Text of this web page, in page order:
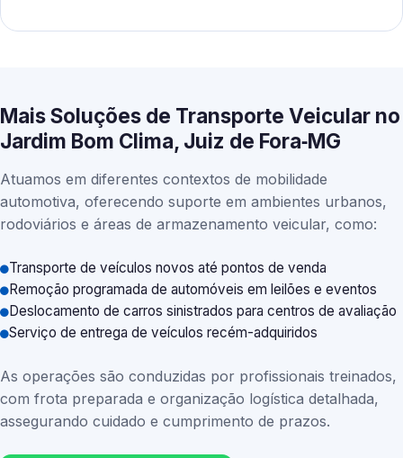
Mais Soluções de Transporte Veicular no
Jardim Bom Clima, Juiz de Fora‑MG
Atuamos em diferentes contextos de mobilidade
automotiva, oferecendo suporte em ambientes urbanos,
rodoviários e áreas de armazenamento veicular, como:
Transporte de veículos novos até pontos de venda
Remoção programada de automóveis em leilões e eventos
Deslocamento de carros sinistrados para centros de avaliação
Serviço de entrega de veículos recém-adquiridos
As operações são conduzidas por profissionais treinados,
com frota preparada e organização logística detalhada,
assegurando cuidado e cumprimento de prazos.